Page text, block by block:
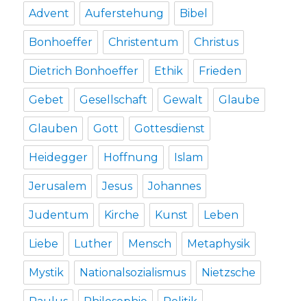
Advent Auferstehung Bibel
Bonhoeffer Christentum Christus
Dietrich Bonhoeffer Ethik Frieden
Gebet Gesellschaft Gewalt Glaube
Glauben Gott Gottesdienst
Heidegger Hoffnung Islam
Jerusalem Jesus Johannes
Judentum Kirche Kunst Leben
Liebe Luther Mensch Metaphysik
Mystik Nationalsozialismus Nietzsche